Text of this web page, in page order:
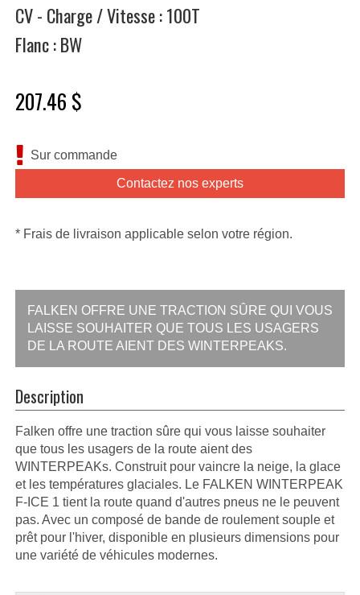
CV - Charge / Vitesse : 100T
Flanc : BW
207.46 $
Sur commande
Contactez nos experts
* Frais de livraison applicable selon votre région.
FALKEN OFFRE UNE TRACTION SÛRE QUI VOUS
LAISSE SOUHAITER QUE TOUS LES USAGERS
DE LA ROUTE AIENT DES WINTERPEAKS.
Description
Falken offre une traction sûre qui vous laisse souhaiter
que tous les usagers de la route aient des
WINTERPEAKs. Construit pour vaincre la neige, la glace
et les températures glaciales. Le FALKEN WINTERPEAK
F-ICE 1 tient la route quand d'autres pneus ne le peuvent
pas. Avec un composé de bande de roulement souple et
prêt pour l'hiver, disponible en plusieurs dimensions pour
une variété de véhicules modernes.